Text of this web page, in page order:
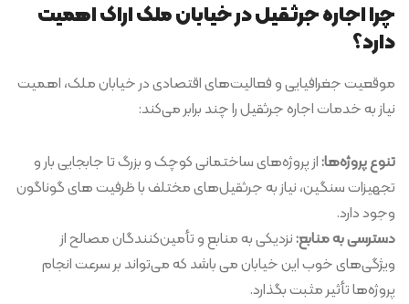
چرا اجاره جرثقیل در خیابان ملک اراک اهمیت
دارد؟
موقعیت جغرافیایی و فعالیت‌های اقتصادی در خیابان ملک، اهمیت
نیاز به خدمات اجاره جرثقیل را چند برابر می‌کند:
تنوع پروژه‌ها:از پروژه‌های ساختمانی کوچک و بزرگ تا جابجایی بار و
تجهیزات سنگین، نیاز به جرثقیل‌های مختلف با ظرفیت های گوناگون
وجود دارد.
دسترسی به منابع:نزدیکی به منابع و تأمین‌کنندگان مصالح از
ویژگی‌های خوب این خیابان می باشد که می‌تواند بر سرعت انجام
پروژه‌ها تأثیر مثبت بگذارد.